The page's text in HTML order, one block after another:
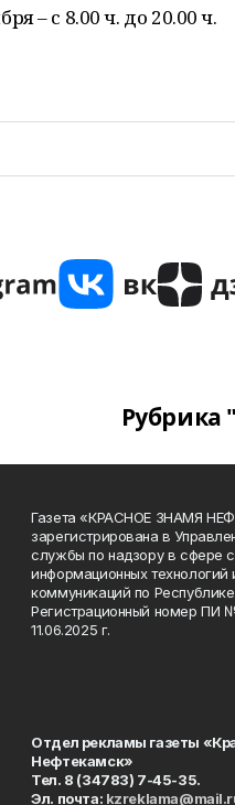
– с 8.00 ч. до 20.00 ч.
Рубрика
Газета «КРАСНОЕ ЗНАМЯ
зарегистрирована в
службы по надзору в сфере
информационных
коммуникаций по
Регистрационный номер ПИ
11.06.2025 г.
Отдел рекламы газеты
Нефтекамск»
Тел. 8 (34783) 7-45-35.
Эл. почта: